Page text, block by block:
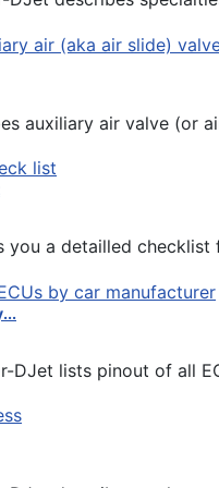
auxiliary air valve (or
a detailled
DJet lists pinout of all